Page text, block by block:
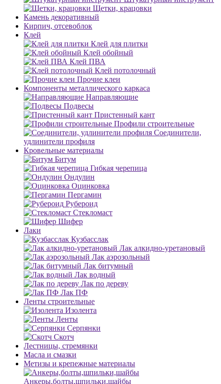
Щетки, крацовки
Камень декоративный
Кирпич, отсевоблок
Клей
Клей для плитки
Клей обойный
Клей ПВА
Клей потолочный
Прочие клеи
Компоненты металлического каркаса
Направляющие
Подвесы
Пристенный кант
Профили строительные
Соединители,
удлинители профиля
Кровельные материалы
Битум
Гибкая черепица
Ондулин
Оцинковка
Пергамин
Рубероид
Стекломаст
Шифер
Лаки
Кузбасслак
Лак алкидно-уретановый
Лак аэрозольный
Лак битумный
Лак водный
Лак по дереву
Лак ПФ
Ленты строительные
Изолента
Ленты
Серпянки
Скотч
Лестницы, стремянки
Масла и смазки
Метизы и крепежные материалы
Анкеры,болты,шпильки,шайбы